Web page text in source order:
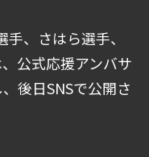
、さはら選手、
公式応援アンバサ
後日SNSで公開さ